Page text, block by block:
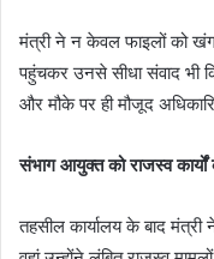
​मंत्री ने न केवल फाइलों को
पहुंचकर उनसे सीधा संवाद भी
और मौके पर ही मौजूद
​संभाग आयुक्त को राजस्व
तहसील कार्यालय के बाद